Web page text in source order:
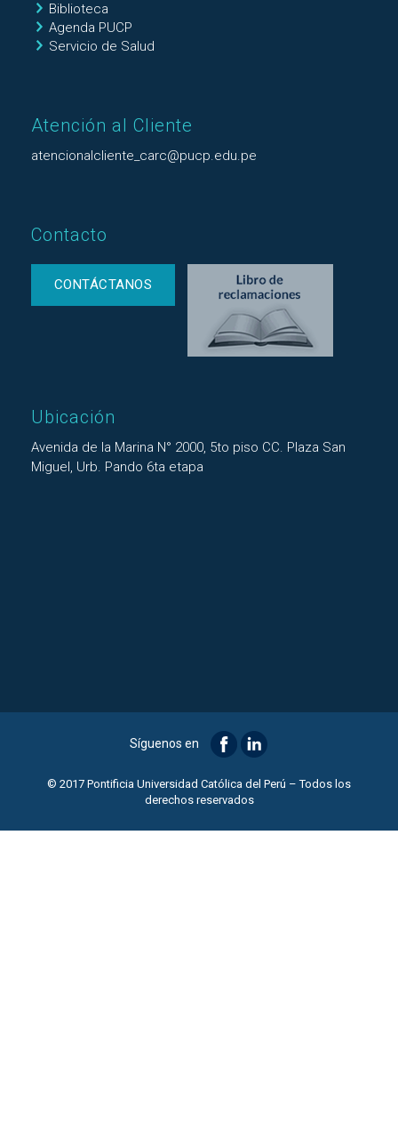
Biblioteca
Agenda PUCP
Servicio de Salud
Atención al Cliente
atencionalcliente_carc@pucp.edu.pe
Contacto
CONTÁCTANOS
Ubicación
Avenida de la Marina N° 2000, 5to piso CC. Plaza San
Miguel, Urb. Pando 6ta etapa
Síguenos en
© 2017 Pontificia Universidad Católica del Perú – Todos los
derechos reservados